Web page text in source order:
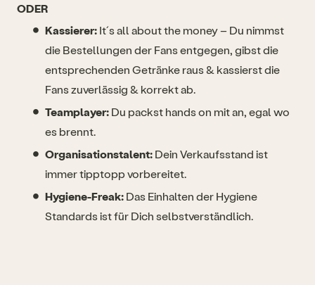
ODER
Kassierer: It´s all about the money – Du nimmst
die Bestellungen der Fans entgegen, gibst die
entsprechenden Getränke raus & kassierst die
Fans zuverlässig & korrekt ab.
Teamplayer: Du packst hands on mit an, egal wo
es brennt.
Organisationstalent: Dein Verkaufsstand ist
immer tipptopp vorbereitet.
Hygiene-Freak: Das Einhalten der Hygiene
Standards ist für Dich selbstverständlich.